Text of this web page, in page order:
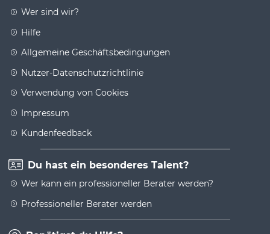
Wer sind wir?
Hilfe
Allgemeine Geschäftsbedingungen
Nutzer-Datenschutzrichtlinie
Verwendung von Cookies
Impressum
Kundenfeedback
Du hast ein besonderes Talent?
Wer kann ein professioneller Berater werden?
Professioneller Berater werden